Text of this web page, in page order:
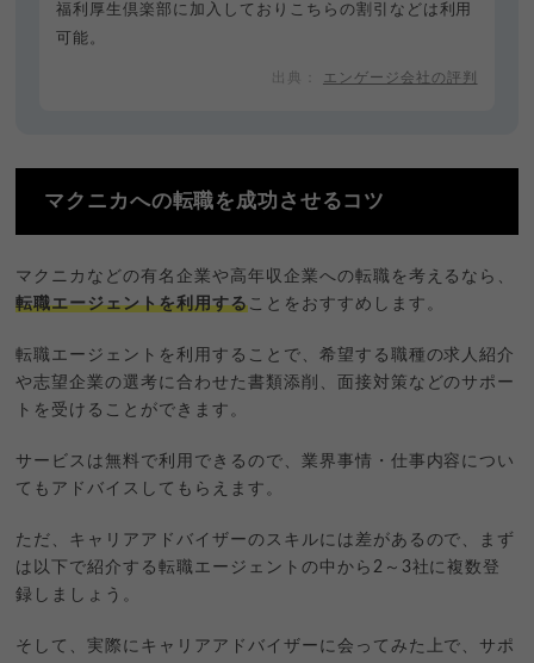
福利厚生倶楽部に加入しておりこちらの割引などは利用
可能。
エンゲージ会社の評判
マクニカへの転職を成功させるコツ
マクニカなどの有名企業や高年収企業への転職を考えるなら、
転職エージェントを利用することをおすすめします。
転職エージェントを利用することで、希望する職種の求人紹介
や志望企業の選考に合わせた書類添削、面接対策などのサポー
トを受けることができます。
サービスは無料で利用できるので、業界事情・仕事内容につい
てもアドバイスしてもらえます。
ただ、キャリアアドバイザーのスキルには差があるので、まず
は以下で紹介する転職エージェントの中から2～3社に複数登
録しましょう。
そして、実際にキャリアアドバイザーに会ってみた上で、サポ